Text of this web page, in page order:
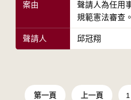
案由
聲請人為任用
規範憲法審查。
聲請人 邱冠翔
第一頁 上一頁